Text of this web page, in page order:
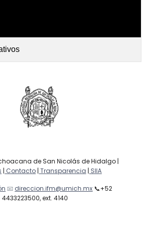
de San Nicolás de Hidalgo |
| Contacto | Transparencia | SIIA
📧 direccion.ifm@umich.mx 📞+52
4433223500, ext. 4140